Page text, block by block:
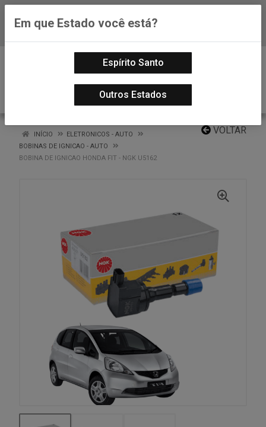
Baixe já nosso APP
VOLTAR
INÍCIO
ELETRONICOS - AUTO
BOBINAS DE IGNICAO - AUTO
BOBINA DE IGNICAO HONDA FIT - NGK U5162
Em que Estado você está?
Espírito Santo
Outros Estados